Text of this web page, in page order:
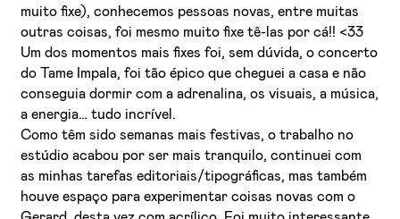
muito fixe), conhecemos pessoas novas, entre muitas
outras coisas, foi mesmo muito fixe tê-las por cá!! <33
Um dos momentos mais fixes foi, sem dúvida, o concerto
do Tame Impala, foi tão épico que cheguei a casa e não
conseguia dormir com a adrenalina, os visuais, a música,
a energia… tudo incrível.
Como têm sido semanas mais festivas, o trabalho no
estúdio acabou por ser mais tranquilo, continuei com
as minhas tarefas editoriais/tipográficas, mas também
houve espaço para experimentar coisas novas com o